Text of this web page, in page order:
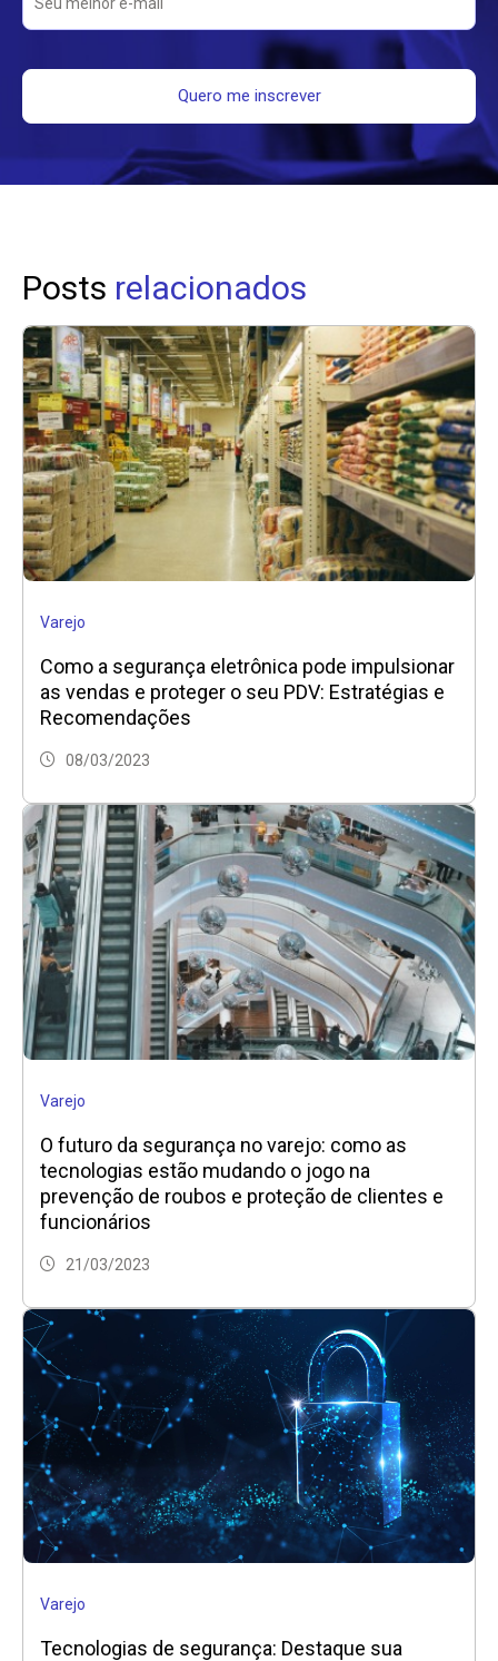
Posts relacionados
Varejo
Como a segurança eletrônica pode impulsionar
as vendas e proteger o seu PDV: Estratégias e
Recomendações
08/03/2023
Varejo
O futuro da segurança no varejo: como as
tecnologias estão mudando o jogo na
prevenção de roubos e proteção de clientes e
funcionários
21/03/2023
Varejo
Tecnologias de segurança: Destaque sua